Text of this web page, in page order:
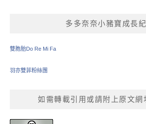
多多奈奈小豬寶成長
雙胞胎Do Re Mi Fa
羽亦雙菲粉絲團
如需轉載引用或請附上原文網